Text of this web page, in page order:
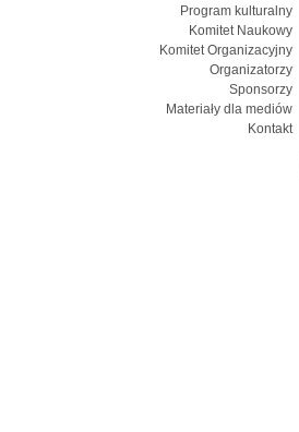
Program kulturalny
Komitet Naukowy
Komitet Organizacyjny
Organizatorzy
Sponsorzy
Materiały dla mediów
Kontakt